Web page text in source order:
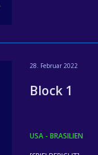
28. Februar 2022
Block 1
USA - BRASILIEN